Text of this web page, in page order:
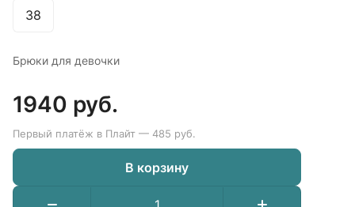
38
Брюки для девочки
1940 руб.
Первый платёж в Плайт — 485 руб.
В корзину